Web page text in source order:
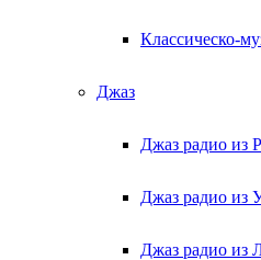
Классическо-
Джаз
Джаз радио из
Джаз радио из
Джаз радио из